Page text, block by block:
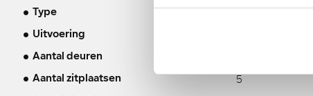
Type 3.0 P440e LWB
Uitvoering
Aantal deuren
Aantal zitplaatsen 5